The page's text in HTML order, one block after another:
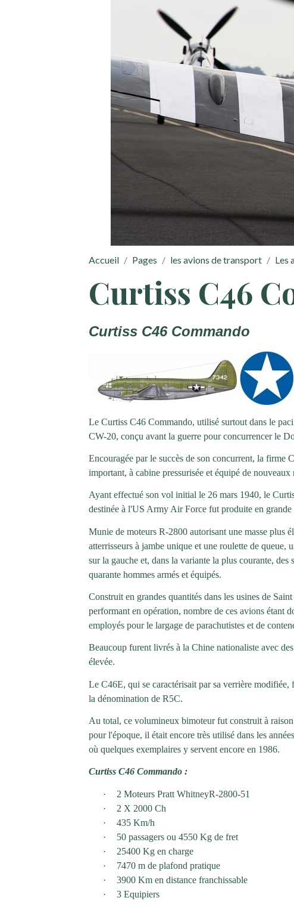
Accueil Pages les avions de transport Les
Curtiss C46
Curtiss C46 Commando
Le Curtiss C46 Commando, utilisé surtout dans le
CW-20, conçu avant la guerre pour concurrencer le
Encouragée par le succès de son concurrent, la firme
important, à cabine pressurisée et équipé de
Ayant effectué son vol initial le 26 mars 1940, le
destinée à l'US Army Air Force fut produite en
Munie de moteurs R-2800 autorisant une masse plus
atterrisseurs à jambe unique et une roulette de
sur la gauche et, dans la variante la plus courante,
quarante hommes armés et équipés.
Construit en grandes quantités dans les usines de
performant en opération, nombre de ces avions étant
employés pour le largage de parachutistes et de
Beaucoup furent livrés à la Chine nationaliste avec
élevée.
Le C46E, qui se caractérisait par sa verrière
la dénomination de R5C.
Au total, ce volumineux bimoteur fut construit à
pour l'époque, il était encore très utilisé dans les
où quelques exemplaires y servent encore en 1986.
Curtiss C46 Commando :
·
2 Moteurs Pratt WhitneyR-2800-51
·
2 X 2000 Ch
·
435 Km/h
·
50 passagers ou 4550 Kg de fret
·
25400 Kg en charge
·
7470 m de plafond pratique
·
3900 Km en distance franchissable
·
3 Equipiers